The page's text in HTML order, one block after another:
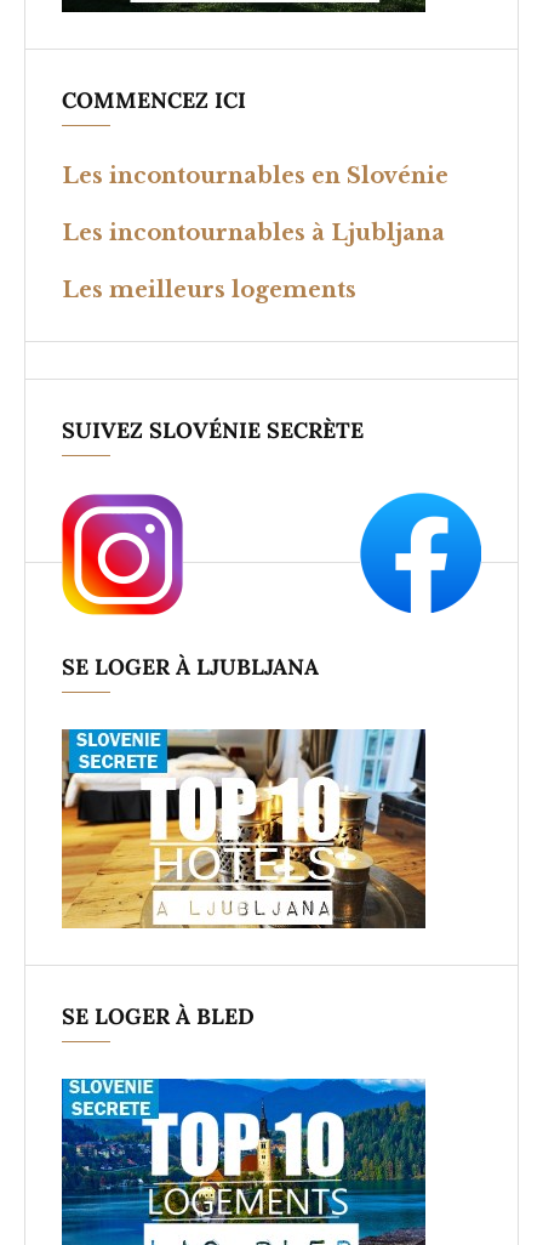
COMMENCEZ ICI
Les incontournables en Slovénie
Les incontournables à Ljubljana
Les meilleurs logements
SUIVEZ SLOVÉNIE SECRÈTE
SE LOGER À LJUBLJANA
SE LOGER À BLED